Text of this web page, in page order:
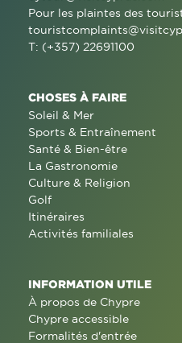
Pour les plaintes des
T: (+357) 22691100
CHOSES À FAIRE
Soleil & Mer
Sports & Entraînement
Santé & Bien-être
La Gastronomie
Culture & Religion
Golf
Itinéraires
Activités familiales
INFORMATION UTILE
À propos de Chypre
Chypre accessible
Formalités d'entrée